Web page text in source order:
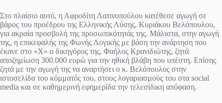
Στο πλαίσιο αυτό, η Αφροδίτη Λατινοπούλου κατέθεσε αγωγή σε
βάρος του προέδρου της Ελληνικής Λύσης, Κυριάκου Βελόπουλου,
για ακραία προσβολή της προσωπικότητάς της. Μάλιστα, στην αγωγή
της, η επικεφαλής της Φωνής Λογικής με βάση την ανάρτηση που
έκανε στο «Χ» ο δικηγόρος της, Φαήλος Κρανιδιώτης, ζητά
αποζημίωση 300.000 ευρώ για την ηθική βλάβη που υπέστη. Επίσης
ζητά με την αγωγή της να αναρτήσει ο κ. Βελόπουλος στην
ιστοσελίδα του κόμματός του, στους λογαριασμούς του στα social
media και σε καθημερινή εφημερίδα την τελεσίδικη απόφαση.